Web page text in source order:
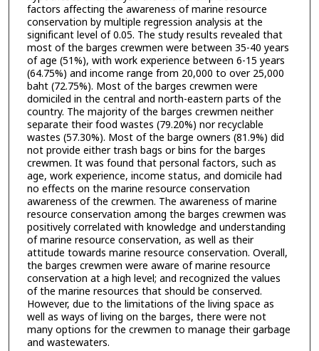
factors affecting the awareness of marine resource
conservation by multiple regression analysis at the
significant level of 0.05. The study results revealed that
most of the barges crewmen were between 35-40 years
of age (51%), with work experience between 6-15 years
(64.75%) and income range from 20,000 to over 25,000
baht (72.75%). Most of the barges crewmen were
domiciled in the central and north-eastern parts of the
country. The majority of the barges crewmen neither
separate their food wastes (79.20%) nor recyclable
wastes (57.30%). Most of the barge owners (81.9%) did
not provide either trash bags or bins for the barges
crewmen. It was found that personal factors, such as
age, work experience, income status, and domicile had
no effects on the marine resource conservation
awareness of the crewmen. The awareness of marine
resource conservation among the barges crewmen was
positively correlated with knowledge and understanding
of marine resource conservation, as well as their
attitude towards marine resource conservation. Overall,
the barges crewmen were aware of marine resource
conservation at a high level; and recognized the values
of the marine resources that should be conserved.
However, due to the limitations of the living space as
well as ways of living on the barges, there were not
many options for the crewmen to manage their garbage
and wastewaters.